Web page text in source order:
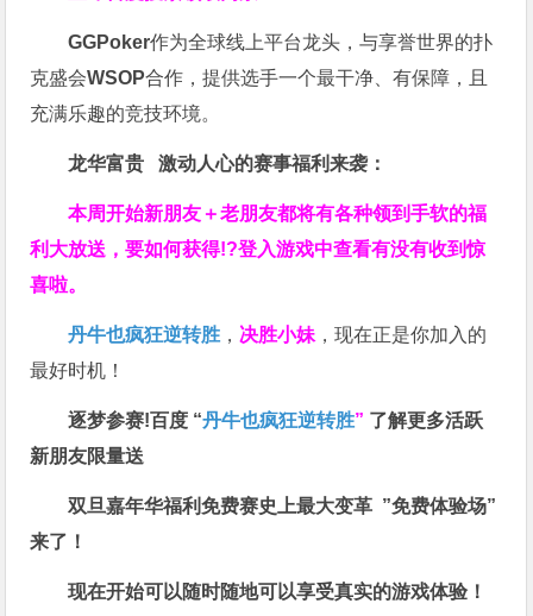
GGPoker作为全球线上平台龙头，与享誉世界的扑
克盛会WSOP合作，提供选手一个最干净、有保障，且
充满乐趣的竞技环境。
龙华富贵 激动人心的赛事福利来袭：
本周开始新朋友＋老朋友都将有各种领到手软的福
利大放送，要如何获得!?登入游戏中查看有没有收到惊
喜啦。
丹牛也疯狂逆转胜，决胜小妹，现在正是你加入的
最好时机！
逐梦参赛!百度 “丹牛也疯狂逆转胜” 了解更多活跃
新朋友限量送
双旦嘉年华福利免费赛史上最大变革 ”免费体验场”
来了！
现在开始可以随时随地可以享受真实的游戏体验！